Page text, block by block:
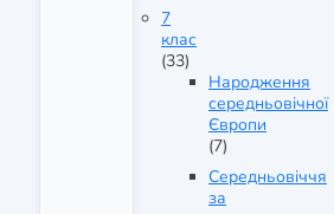
7
клас
(33)
Народження
середньовічної
Європи
(7)
Середньовіччя
за